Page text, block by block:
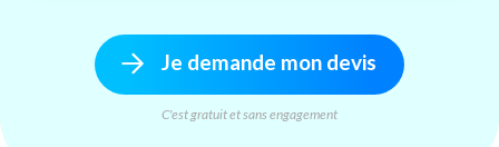
Je demande mon devis
C'est gratuit et sans engagement